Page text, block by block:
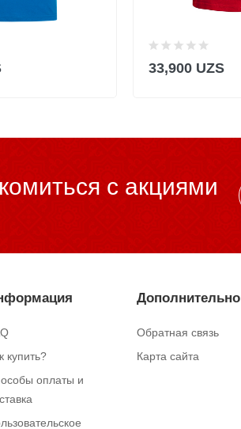
33,900 UZS
c акциями
купить?
оплаты и
Дополнительно
Обратная связь
Карта сайта